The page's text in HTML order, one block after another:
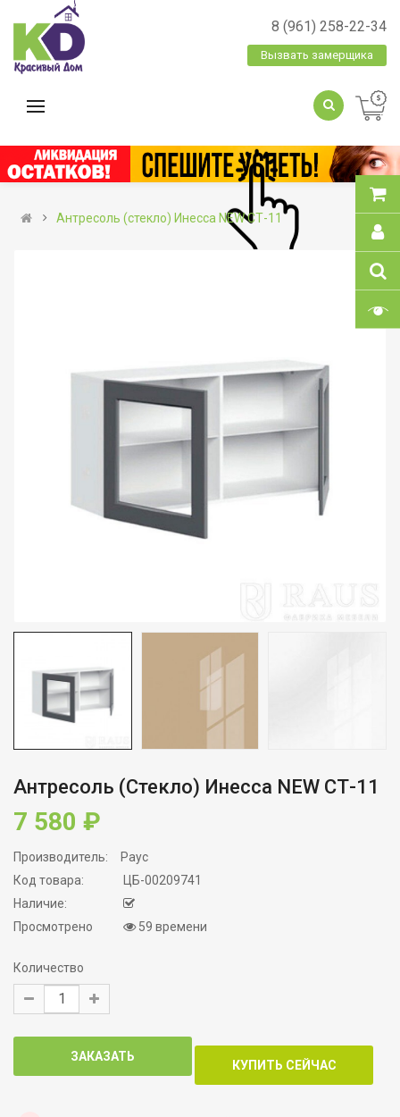
8 (961) 258-22-34
Вызвать замерщика
Антресоль (стекло) Инесса NEW СТ-11
Антресоль (стекло) Инесса NEW СТ-11
7 580 ₽
Производитель:
Раус
Код товара:
ЦБ-00209741
Наличие:
Просмотрено
59 времени
Количество